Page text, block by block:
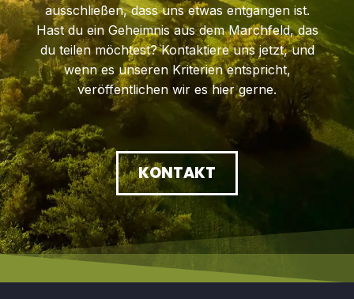
ausschließen, dass uns etwas entgangen ist.
Hast du ein Geheimnis aus dem Marchfeld, das
du teilen möchtest? Kontaktiere uns jetzt, und
wenn es unseren Kriterien entspricht,
veröffentlichen wir es hier gerne.
KONTAKT